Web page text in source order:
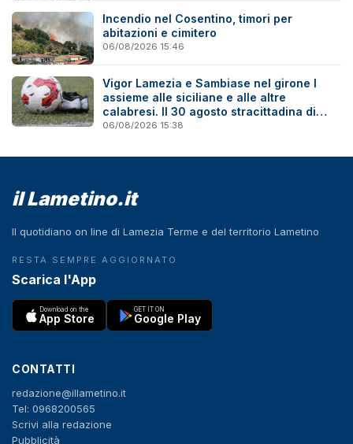
Incendio nel Cosentino, timori per
abitazioni e cimitero
06/08/2026 15:46
Vigor Lamezia e Sambiase nel girone I
assieme alle siciliane e alle altre
calabresi. Il 30 agosto stracittadina di
Coppa Italia
06/08/2026 15:38
il Lametino.it
Il quotidiano on line di Lamezia Terme e del territorio Lametino
RESTA SEMPRE AGGIORNATO
Scarica l'App
Download on the
App Store
GET IT ON
Google Play
CONTATTI
redazione@illametino.it
Tel: 0968200565
Scrivi alla redazione
Pubblicità